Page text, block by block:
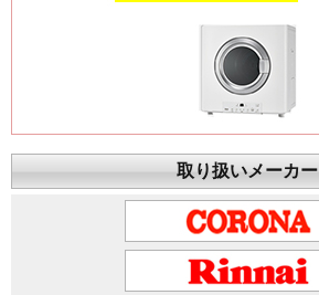
取り扱いメーカー